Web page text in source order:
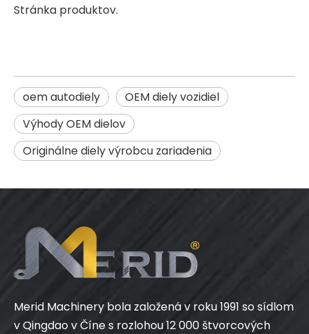
Stránka produktov.
oem autodiely
OEM diely vozidiel
Výhody OEM dielov
Originálne diely výrobcu zariadenia
Merid Machinery bola založená v roku 1991 so sídlom
v Qingdao v Číne s rozlohou 12 000 štvorcových